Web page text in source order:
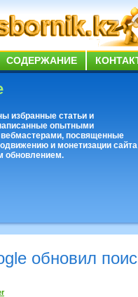
СОДЕРЖАНИЕ
избранные статьи и
опытными
посвященные
и монетизации сайта
обновлением.
обновил